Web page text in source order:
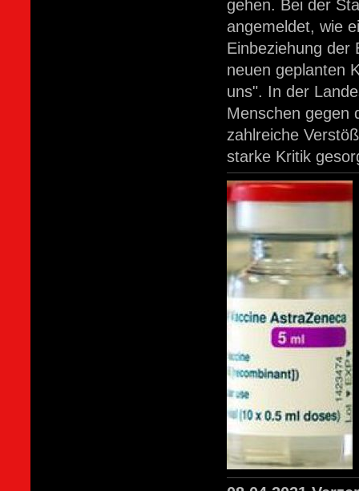
gehen. Bei der
angemeldet, wie
Einbeziehung der
neuen geplanten
uns". In der
Menschen gegen
zahlreiche
starke Kritik